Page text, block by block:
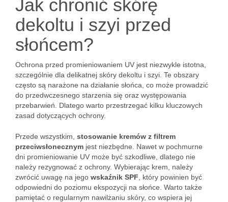
Jak chronić skórę
dekoltu i szyi przed
słońcem?
Ochrona przed promieniowaniem UV jest niezwykle istotna,
szczególnie dla delikatnej skóry dekoltu i szyi. Te obszary
często są narażone na działanie słońca, co może prowadzić
do przedwczesnego starzenia się oraz występowania
przebarwień. Dlatego warto przestrzegać kilku kluczowych
zasad dotyczących ochrony.
Przede wszystkim, stosowanie kremów z filtrem
przeciwsłonecznym jest niezbędne. Nawet w pochmurne
dni promieniowanie UV może być szkodliwe, dlatego nie
należy rezygnować z ochrony. Wybierając krem, należy
zwrócić uwagę na jego wskaźnik SPF , który powinien być
odpowiedni do poziomu ekspozycji na słońce. Warto także
pamiętać o regularnym nawilżaniu skóry, co wspiera jej